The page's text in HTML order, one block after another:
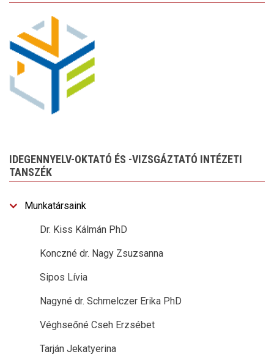
IDEGENNYELV-OKTATÓ ÉS -VIZSGÁZTATÓ INTÉZETI
TANSZÉK
Munkatársaink
Dr. Kiss Kálmán PhD
Konczné dr. Nagy Zsuzsanna
Sipos Lívia
Nagyné dr. Schmelczer Erika PhD
Véghseőné Cseh Erzsébet
Tarján Jekatyerina